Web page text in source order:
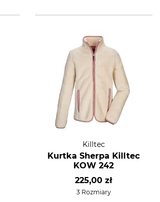
Killtec
Kurtka Sherpa Killtec
KOW 242
225,00 zł
3 Rozmiary